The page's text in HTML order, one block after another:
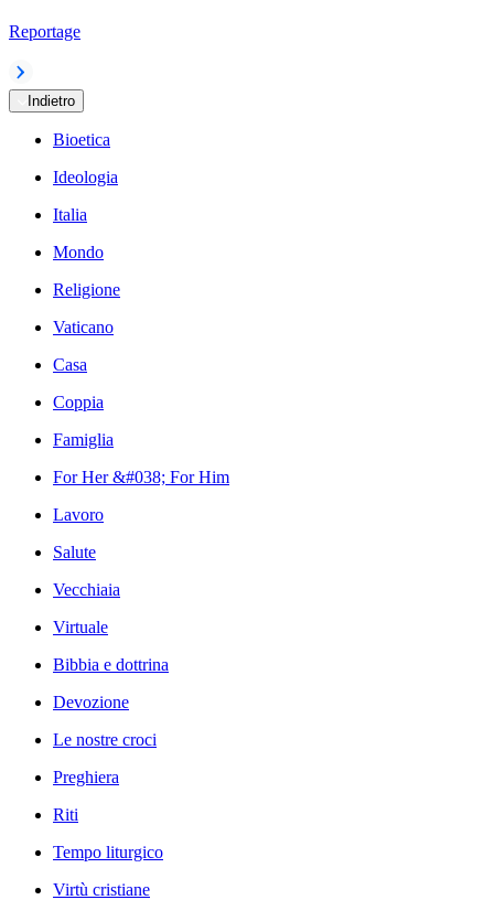
Reportage
Indietro
Bioetica
Ideologia
Italia
Mondo
Religione
Vaticano
Casa
Coppia
Famiglia
For Her &#038; For Him
Lavoro
Salute
Vecchiaia
Virtuale
Bibbia e dottrina
Devozione
Le nostre croci
Preghiera
Riti
Tempo liturgico
Virtù cristiane